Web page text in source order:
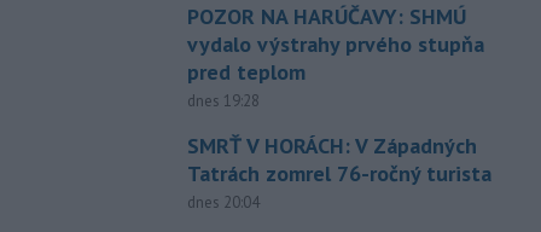
POZOR NA HARÚČAVY: SHMÚ
vydalo výstrahy prvého stupňa
pred teplom
dnes 19:28
SMRŤ V HORÁCH: V Západných
Tatrách zomrel 76-ročný turista
dnes 20:04